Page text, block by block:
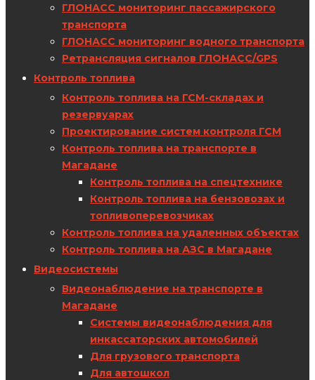
ГЛОНАСС мониторинг пассажирского
транспорта
ГЛОНАСС мониторинг водного транспорта
Ретрансляция сигналов ГЛОНАСС/GPS
Контроль топлива
Контроль топлива на ГСМ-складах и
резервуарах
Проектирование систем контроля ГСМ
Контроль топлива на транспорте в
Магадане
Контроль топлива на спецтехнике
Контроль топлива на бензовозах и
топливоперевозчиках
Контроль топлива на удаленных объектах
Контроль топлива на АЗС в Магадане
Видеосистемы
Видеонаблюдение на транспорте в
Магадане
Системы видеонаблюдения для
инкассаторских автомобилей
Для грузового транспорта
Для автошкол